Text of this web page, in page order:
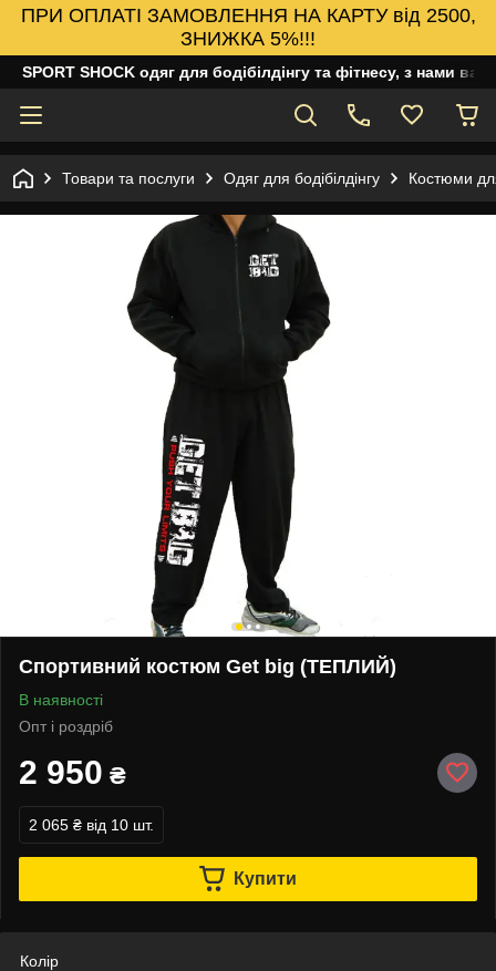
ПРИ ОПЛАТІ ЗАМОВЛЕННЯ НА КАРТУ від 2500,
ЗНИЖКА 5%!!!
SPORT SHOCK одяг для бодібілдінгу та фітнесу, з нами
Товари та послуги Одяг для бодібілдінгу Костюми
Спортивний костюм Get big (ТЕПЛИЙ)
В наявності
Опт і роздріб
2 950 ₴
2 065 ₴ від 10 шт.
Купити
Колір